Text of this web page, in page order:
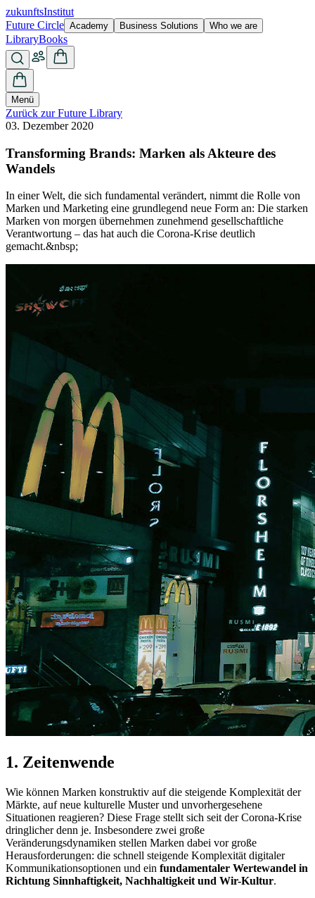
zukunftsInstitut
Future Circle Academy Business Solutions Who we are
LibraryBooks
Menü
Zurück zur Future Library
03. Dezember 2020
Transforming Brands: Marken als Akteure des
Wandels
In einer Welt, die sich fundamental verändert, nimmt die Rolle von
Marken und Marketing eine grundlegend neue Form an: Die starken
Marken von morgen übernehmen zunehmend gesellschaftliche
Verantwortung – das hat auch die Corona-Krise deutlich
gemacht.&nbsp;
1. Zeitenwende
Wie können Marken konstruktiv auf die steigende Komplexität der
Märkte, auf neue kulturelle Muster und unvorhergesehene
Situationen reagieren? Diese Frage stellt sich seit der Corona-Krise
dringlicher denn je. Insbesondere zwei große
Veränderungsdynamiken stellen Marken dabei vor große
Herausforderungen: die schnell steigende Komplexität digitaler
Kommunikationsoptionen und ein fundamentaler Wertewandel in
Richtung Sinnhaftigkeit, Nachhaltigkeit und Wir-Kultur.